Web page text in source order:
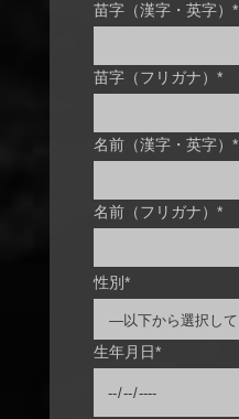
苗字（漢字・英字）*
苗字（フリガナ）*
名前（漢字・英字）*
名前（フリガナ）*
性別*
生年月日*